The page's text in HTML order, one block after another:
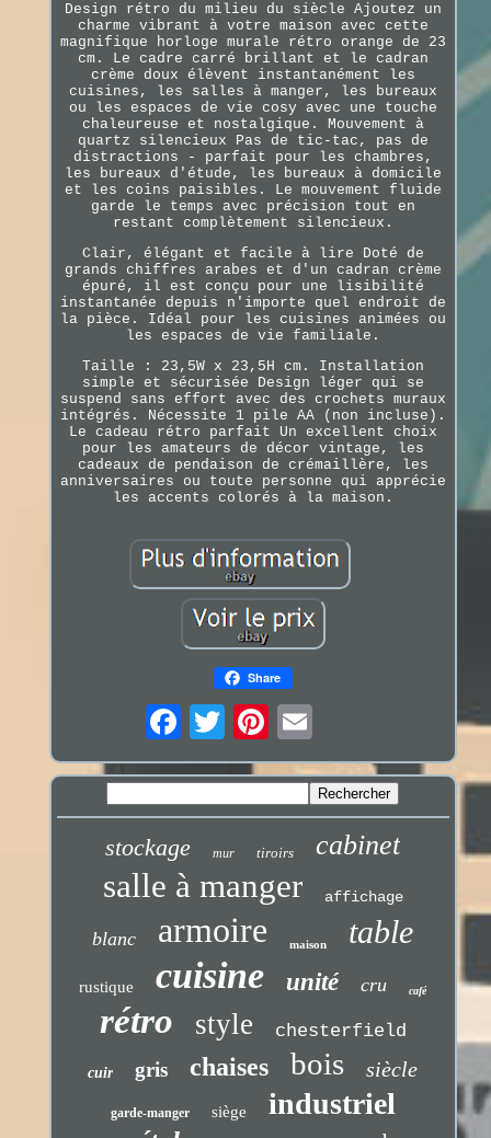
Design rétro du milieu du siècle Ajoutez un
charme vibrant à votre maison avec cette
magnifique horloge murale rétro orange de 23
cm. Le cadre carré brillant et le cadran
crème doux élèvent instantanément les
cuisines, les salles à manger, les bureaux
ou les espaces de vie cosy avec une touche
chaleureuse et nostalgique. Mouvement à
quartz silencieux Pas de tic-tac, pas de
distractions - parfait pour les chambres,
les bureaux d'étude, les bureaux à domicile
et les coins paisibles. Le mouvement fluide
garde le temps avec précision tout en
restant complètement silencieux.
Clair, élégant et facile à lire Doté de
grands chiffres arabes et d'un cadran crème
épuré, il est conçu pour une lisibilité
instantanée depuis n'importe quel endroit de
la pièce. Idéal pour les cuisines animées ou
les espaces de vie familiale.
Taille : 23,5W x 23,5H cm. Installation
simple et sécurisée Design léger qui se
suspend sans effort avec des crochets muraux
intégrés. Nécessite 1 pile AA (non incluse).
Le cadeau rétro parfait Un excellent choix
pour les amateurs de décor vintage, les
cadeaux de pendaison de crémaillère, les
anniversaires ou toute personne qui apprécie
les accents colorés à la maison.
Share
stockage mur tiroirs cabinet
salle à manger affichage
blanc armoire maison table
rustique cuisine unité cru café
rétro style chesterfield
cuir gris chaises bois siècle
garde-manger siège industriel